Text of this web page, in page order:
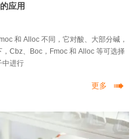
应用
和 Alloc 不同，它对酸、大部分碱，
Cbz、Boc，Fmoc 和 Alloc 等可选择
中进行
更多 